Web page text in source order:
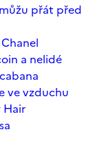
přát před
a nelidé
ve vzduchu
Hair